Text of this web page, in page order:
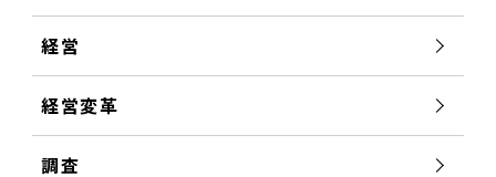
経営
経営変革
調査